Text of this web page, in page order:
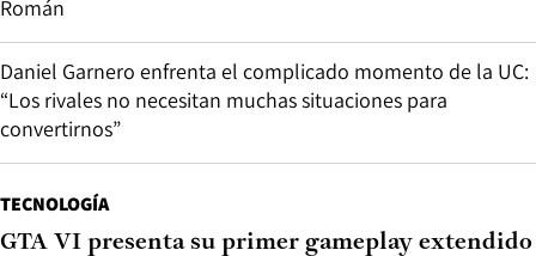
Román
Daniel Garnero enfrenta el complicado momento de la UC:
“Los rivales no necesitan muchas situaciones para
convertirnos”
TECNOLOGÍA
GTA VI presenta su primer gameplay extendido